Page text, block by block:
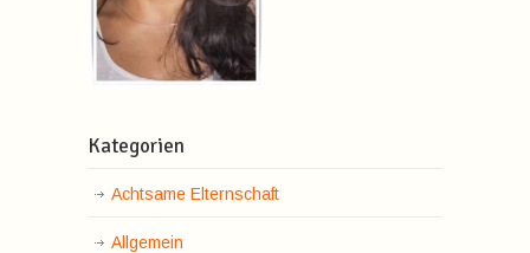
Kategorien
Achtsame Elternschaft
Allgemein